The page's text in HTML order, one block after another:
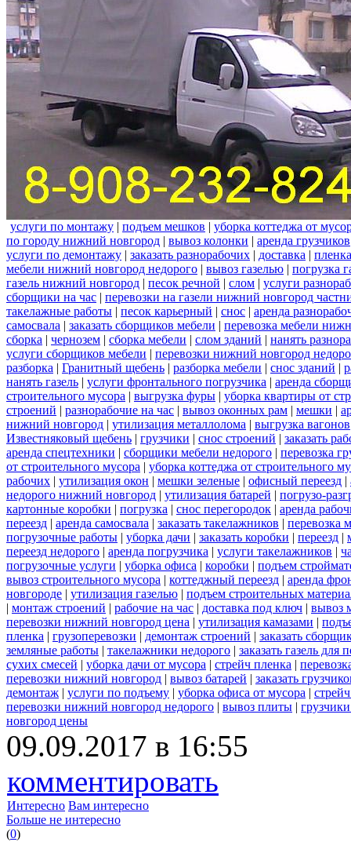
услуги по монтажу | подъем мешков | уборка коттеджа от
по городу нижний новгород | вывоз колонки | аренда грузчиков
услуги по демонтажу | заказать разнорабочих | доставка | пленка
мебели нижний новгород недорого | вывоз газелью | погрузка
газель нижний новгород | песок речной | слом | услуги
сборщики на час | перевозки на газели нижний новгород
такелажные работы | песок карьерный | снос | аренда
самосвала | заказать сборщиков мебели | перевозка мебели
сборка | чернозем | сборка мебели | слом зданий | нанять
услуги сборщиков мебели | перевозки нижний новгород
разборка | Гранитный щебень | разборка мебели | снос зданий |
нанять газель | услуги фронтального погрузчика | аренда
строительного мусора | выгрузка фуры | уборка квартиры от
строений | разнорабочие на час | вывоз оконных рам | мешки |
нижний новгород | утилизация металлолома | выгрузка вагонов
Известняковый щебень | грузчики | снос строений | заказать
аренда спецтехники | сборщики мебели недорого | перевозка
от строительного мусора | уборка коттеджа от строительного
рабочих | утилизация окон | мешки зеленые | офисный переезд |
недорого нижний новгород | утилизация батарей | погрузо-
картонные коробки | погрузка | снос перегородок | аренда
переезд | аренда самосвала | заказать такелажников | перевозка
погрузочные работы | уборка дачи | заказать коробки | переезд |
переезд недорого | аренда погрузчика | услуги такелажников |
погрузочные услуги | уборка офиса | коробки | подъем
вывоз строительного мусора | коттеджный переезд | аренда
новгороде | утилизация газелью | подъем строительных
| монтаж строений | рабочие на час | доставка под ключ | вывоз
перевозки нижний новгород цена | утилизация камазами |
пленка | грузоперевозки | демонтаж строений | заказать
земляные работы | такелажники недорого | заказать газель
сухих смесей | уборка дачи от мусора | стрейч пленка |
перевозки нижний новгород | вывоз батарей | заказать
демонтаж | услуги по подъему | уборка офиса от мусора |
перевозки нижний новгород недорого | вывоз плиты |
новгород цены
09.09.2017 в 16:55
комментировать
Интересно Вам интересно
Больше не интересно
(0)